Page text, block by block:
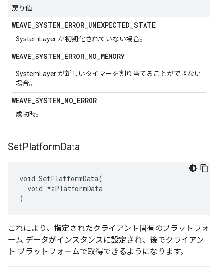
戻り値
WEAVE_SYSTEM_ERROR_UNEXPECTED_STATE
SystemLayer が初期化されていない場合。
WEAVE_SYSTEM_ERROR_NO_MEMORY
SystemLayer が新しいタイマーを割り当てることができない
場合。
WEAVE_SYSTEM_NO_ERROR
成功時。
SetPlatformData
void SetPlatformData(
  void *aPlatformData
)
これにより、指定されたクライアント固有のプラットフォ
ーム データがインスタンスに設定され、後でクライアン
ト プラットフォームで取得できるようになります。